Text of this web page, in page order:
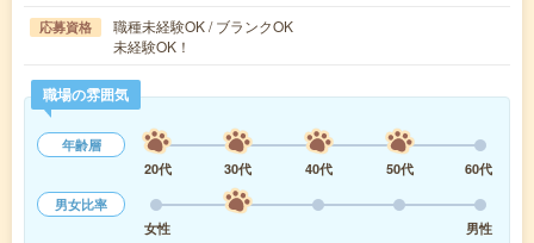
応募資格
職種未経験OK / ブランクOK
未経験OK！
職場の雰囲気
年齢層
20代
30代 40代 50代
60代
男女比率
女性
男性